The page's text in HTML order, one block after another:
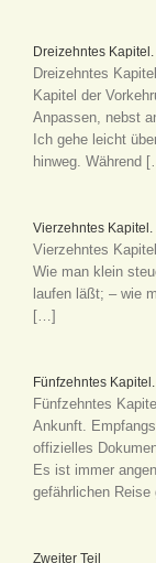
Dreizehntes Kapitel.
Dreizehntes Kapitel.
Kapitel der
Anpassen, nebst
Ich gehe leicht
hinweg. Während
Vierzehntes Kapitel.
Vierzehntes Kapitel.
Wie man klein
laufen läßt; – wie
[…]
Fünfzehntes Kapitel.
Fünfzehntes Kapitel.
Ankunft.
offizielles
Es ist immer
gefährlichen
Zweiter Teil